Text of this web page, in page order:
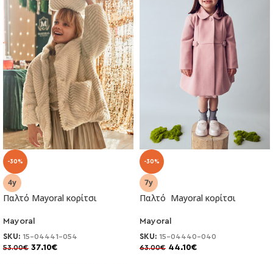
-30%
Παλτό Mayoral κορίτσι
Mayoral
SKU: 15-04441-054
53.00€ 37.10€
-30%
Παλτό Mayoral κορίτσι
Mayoral
SKU: 15-04440-040
63.00€ 44.10€